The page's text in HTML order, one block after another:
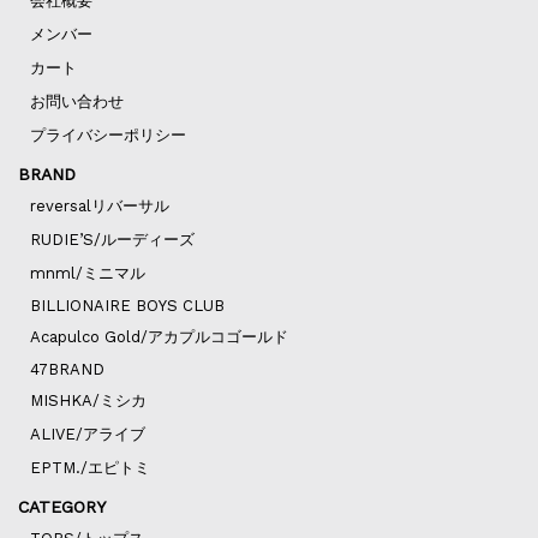
メンバー
カート
お問い合わせ
プライバシーポリシー
BRAND
reversalリバーサル
RUDIE’S/ルーディーズ
mnml/ミニマル
BILLIONAIRE BOYS CLUB
Acapulco Gold/アカプルコゴールド
47BRAND
MISHKA/ミシカ
ALIVE/アライブ
EPTM./エピトミ
CATEGORY